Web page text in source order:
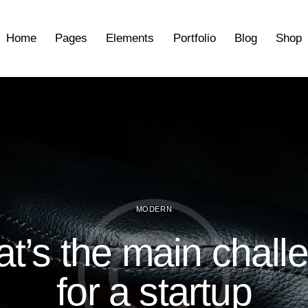
Home Pages Elements Portfolio Blog Shop
MODERN
the main
for a startup